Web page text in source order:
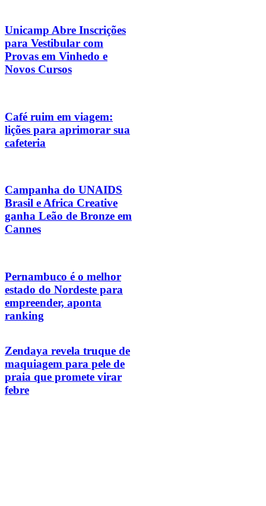
Unicamp Abre Inscrições
para Vestibular com
Provas em Vinhedo e
Novos Cursos
Café ruim em viagem:
lições para aprimorar sua
cafeteria
Campanha do UNAIDS
Brasil e Africa Creative
ganha Leão de Bronze em
Cannes
Pernambuco é o melhor
estado do Nordeste para
empreender, aponta
ranking
Zendaya revela truque de
maquiagem para pele de
praia que promete virar
febre